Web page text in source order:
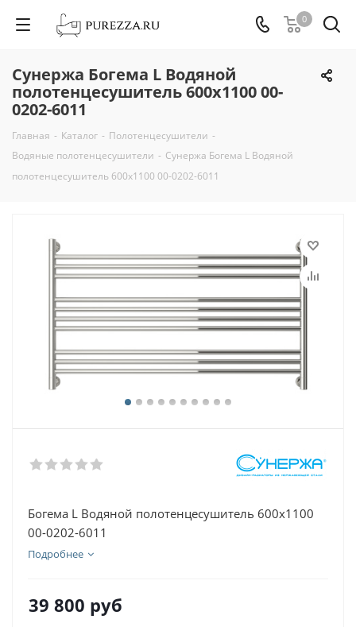
0
Сунержа Богема L Водяной
полотенцесушитель 600х1100 00-
0202-6011
Главная - Каталог - Полотенцесушители -
Водяные полотенцесушители - Сунержа Богема L Водяной
полотенцесушитель 600х1100 00-0202-6011
Богема L Водяной полотенцесушитель 600х1100
00-0202-6011
Подробнее
39 800 руб